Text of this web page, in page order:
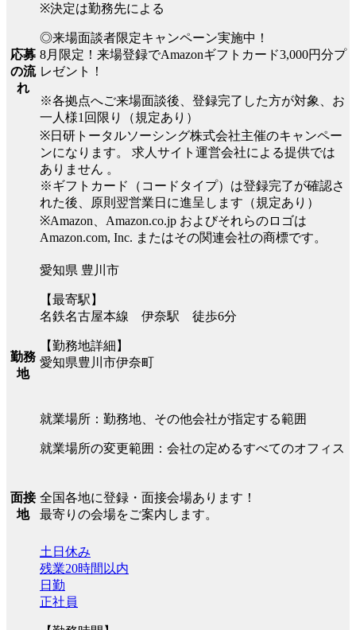
応募
の流
れ
※決定は勤務先による
◎来場面談者限定キャンペーン実施中！
8月限定！来場登録でAmazonギフトカード3,000円分プ
レゼント！
※各拠点へご来場面談後、登録完了した方が対象、お
一人様1回限り（規定あり）
※日研トータルソーシング株式会社主催のキャンペー
ンになります。 求人サイト運営会社による提供では
ありません 。
※ギフトカード（コードタイプ）は登録完了が確認さ
れた後、原則翌営業日に進呈します（規定あり）
※Amazon、Amazon.co.jp およびそれらのロゴは
Amazon.com, Inc. またはその関連会社の商標です。
勤務
地
愛知県 豊川市
【最寄駅】
名鉄名古屋本線 伊奈駅 徒歩6分
【勤務地詳細】
愛知県豊川市伊奈町
就業場所：勤務地、その他会社が指定する範囲
就業場所の変更範囲：会社の定めるすべてのオフィス
面接
地
全国各地に登録・面接会場あります！
最寄りの会場をご案内します。
土日休み
残業20時間以内
日勤
正社員